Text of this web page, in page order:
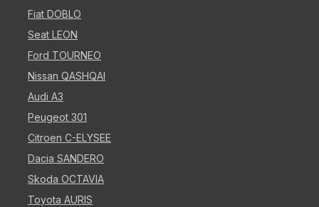
Fiat DOBLO
Seat LEON
Ford TOURNEO
Nissan QASHQAI
Audi A3
Peugeot 301
Citroen C-ELYSEE
Dacia SANDERO
Skoda OCTAVIA
Toyota AURIS